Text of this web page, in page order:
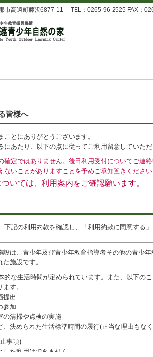
市高遠町藤沢6877-11 TEL：0265-96-2525 FAX：
皆様へ
ことにありがとうございます。
にあたり、以下の点に従ってご利用留意していた
確定ではありません。後日利用受付についてご連
ないことがありますことを予めご承知置きくださ
いては、利用案内をご確認願います。
下記の利用約款を確認し、「利用約款に同意する
設は、青少年及び青少年教育指導者その他の青少
施設です。
的な生活時間が定められています。また、以下の
す。
提出
参加
の清掃や点検の実施
、決められた生活標準時間の履行(正当な理由も
事項)
した利用はできません。